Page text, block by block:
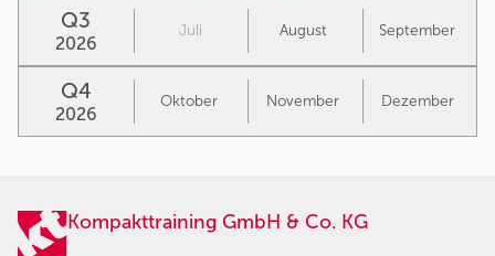
Q3
2026
Juli August September
Q4
2026
Oktober November Dezember
Kompakttraining GmbH & Co. KG